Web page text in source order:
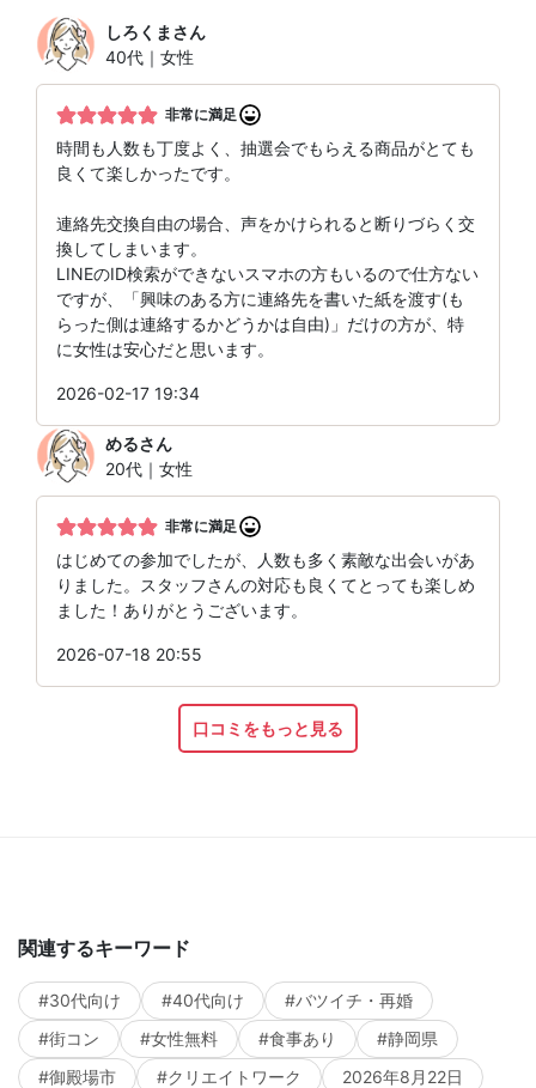
しろくま さん
40代｜女性
非常に満足
時間も人数も丁度よく、抽選会でもらえる商品がとても
良くて楽しかったです。
連絡先交換自由の場合、声をかけられると断りづらく交
換してしまいます。
LINEのID検索ができないスマホの方もいるので仕方ない
ですが、「興味のある方に連絡先を書いた紙を渡す(も
らった側は連絡するかどうかは自由)」だけの方が、特
に女性は安心だと思います。
2026-02-17 19:34
めるさん
20代｜女性
非常に満足
はじめての参加でしたが、人数も多く素敵な出会いがあ
りました。スタッフさんの対応も良くてとっても楽しめ
ました！ありがとうございます。
2026-07-18 20:55
口コミをもっと見る
関連するキーワード
#30代向け #40代向け
#バツイチ・再婚
#街コン
#女性無料 #食事あり
#静岡県
#御殿場市
#クリエイトワーク
2026年8月22日